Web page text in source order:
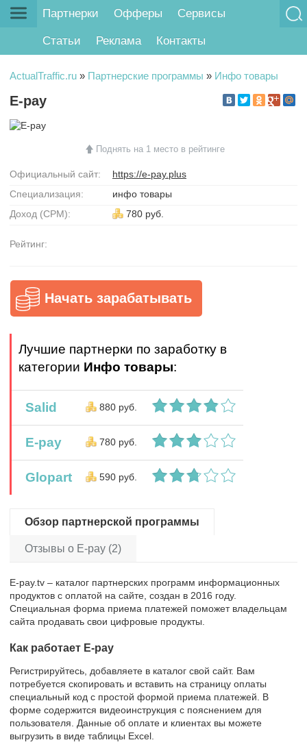
Партнерки Офферы Сервисы
Статьи Реклама Контакты
ActualTraffic.ru » Партнерские программы » Инфо товары
E-pay
Поднять на 1 место в рейтинге
Официальный сайт:
https://e-pay.plus
Специализация:
инфо товары
Доход (CPM):
780 руб.
Рейтинг:
Начать зарабатывать
Лучшие партнерки по заработку в
категории Инфо товары:
Salid 880 руб.
E-pay 780 руб.
Glopart 590 руб.
Обзор партнерской программы
Отзывы о E-pay (2)
E-pay.tv – каталог партнерских программ информационных
продуктов с оплатой на сайте, создан в 2016 году.
Специальная форма приема платежей поможет владельцам
сайта продавать свои цифровые продукты.
Как работает E-pay
Регистрируйтесь, добавляете в каталог свой сайт. Вам
потребуется скопировать и вставить на страницу оплаты
специальный код с простой формой приема платежей. В
форме содержится видеоинструкция с пояснением для
пользователя. Данные об оплате и клиентах вы можете
выгрузить в виде таблицы Excel.